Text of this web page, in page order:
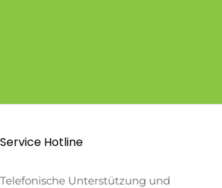
Service Hotline
Telefonische Unterstützung und